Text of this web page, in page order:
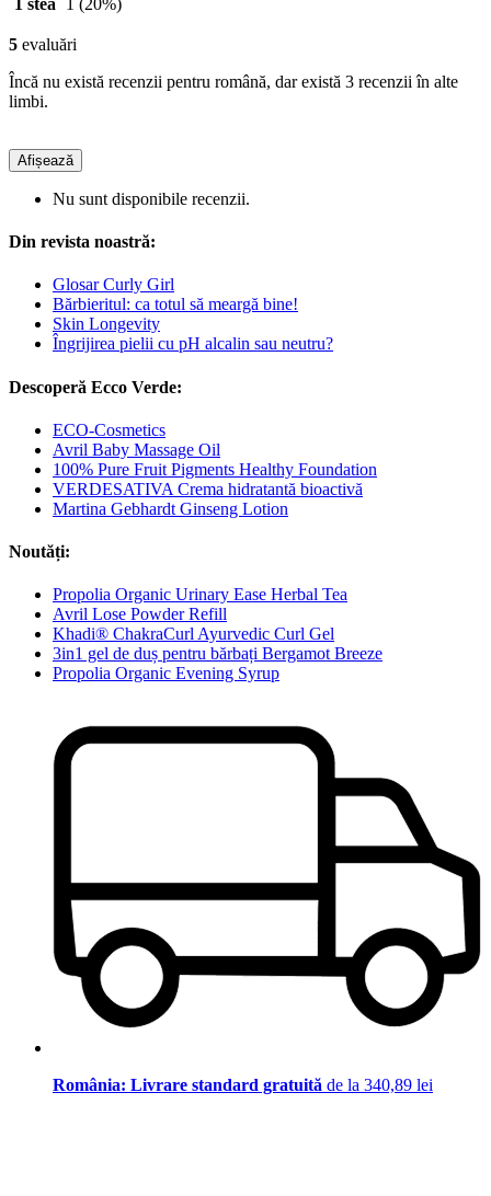
5 evaluări
Încă nu există recenzii pentru română, dar există 3 recenzii în alte
limbi.
Afișează
Nu sunt disponibile recenzii.
Din revista noastră:
Glosar Curly Girl
Bărbieritul: ca totul să meargă bine!
Skin Longevity
Îngrijirea pielii cu pH alcalin sau neutru?
Descoperă Ecco Verde:
ECO-Cosmetics
Avril Baby Massage Oil
100% Pure Fruit Pigments Healthy Foundation
VERDESATIVA Crema hidratantă bioactivă
Martina Gebhardt Ginseng Lotion
Noutăți:
Propolia Organic Urinary Ease Herbal Tea
Avril Lose Powder Refill
Khadi® ChakraCurl Ayurvedic Curl Gel
3in1 gel de duș pentru bărbați Bergamot Breeze
Propolia Organic Evening Syrup
România: Livrare standard gratuită de la 340,89 lei